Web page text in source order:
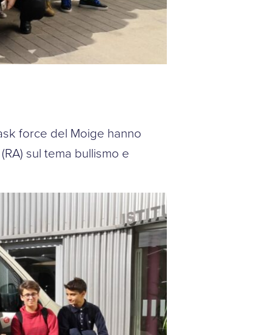
force del Moige hanno
sul tema bullismo e